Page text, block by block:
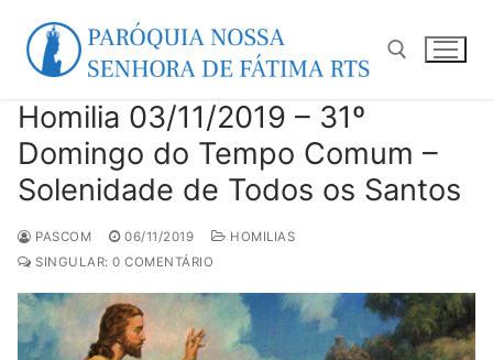
para
Pesquisar por:
Homilia 03/11/2019 – 31º
Domingo do Tempo Comum –
Solenidade de Todos os Santos
PASCOM 06/11/2019
HOMILIAS
SINGULAR: 0 COMENTÁRIO